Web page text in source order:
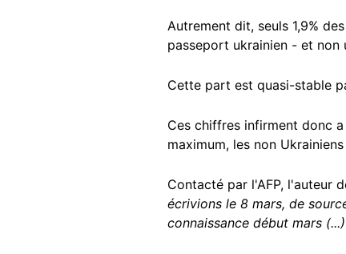
Autrement dit, seuls 1,9%
passeport ukrainien - et non
Cette part est quasi-stable
Ces chiffres infirment donc
maximum, les non
Contacté par l'AFP, l'auteur
écrivions le 8 mars, de
connaissance début mars